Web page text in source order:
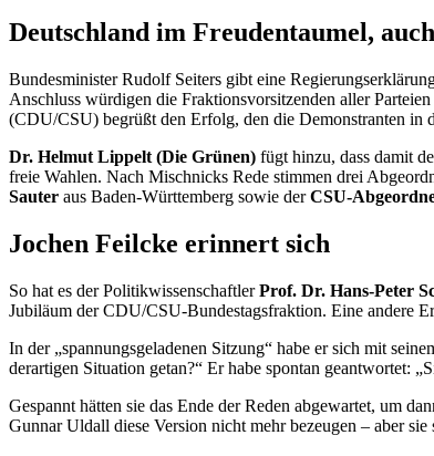
Deutschland im Freudentaumel,
Bundesminister Rudolf Seiters gibt eine
Anschluss würdigen die Fraktionsvorsitzenden aller
(CDU/CSU) begrüßt den Erfolg, den die Demonstranten in
Dr. Helmut Lippelt (Die Grünen) fügt hinzu, dass damit
freie Wahlen. Nach Mischnicks Rede stimmen drei
Sauter aus Baden-Württemberg sowie derCSU-
Jochen Feilcke erinnert sich
So hat es der PolitikwissenschaftlerProf. Dr. Hans-Peter
Jubiläum der CDU/CSU-Bundestagsfraktion. Eine andere
In der „spannungsgeladenen Sitzung“ habe er sich mit
derartigen Situation getan?“ Er habe spontan geantwortet:
Gespannt hätten sie das Ende der Reden abgewartet, um
Gunnar Uldall diese Version nicht mehr bezeugen – aber